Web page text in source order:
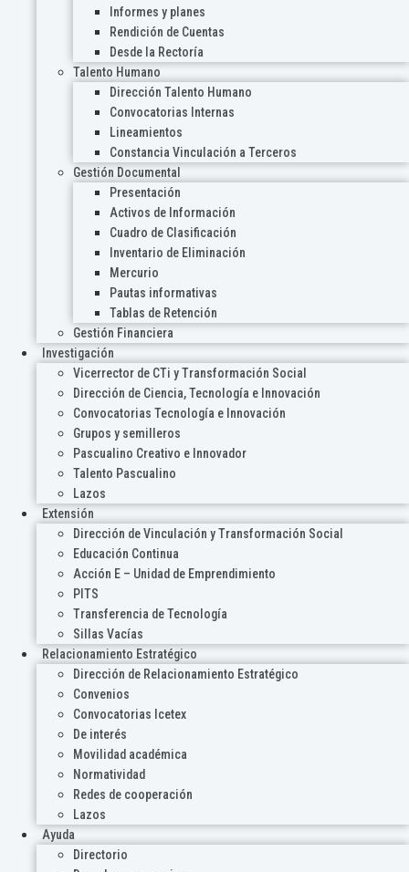
Informes y planes
Rendición de Cuentas
Desde la Rectoría
Talento Humano
Dirección Talento Humano
Convocatorias Internas
Lineamientos
Constancia Vinculación a Terceros
Gestión Documental
Presentación
Activos de Información
Cuadro de Clasificación
Inventario de Eliminación
Mercurio
Pautas informativas
Tablas de Retención
Gestión Financiera
Investigación
Vicerrector de CTi y Transformación Social
Dirección de Ciencia, Tecnología e Innovación
Convocatorias Tecnología e Innovación
Grupos y semilleros
Pascualino Creativo e Innovador
Talento Pascualino
Lazos
Extensión
Dirección de Vinculación y Transformación Social
Educación Continua
Acción E – Unidad de Emprendimiento
PITS
Transferencia de Tecnología
Sillas Vacías
Relacionamiento Estratégico
Dirección de Relacionamiento Estratégico
Convenios
Convocatorias Icetex
De interés
Movilidad académica
Normatividad
Redes de cooperación
Lazos
Ayuda
Directorio